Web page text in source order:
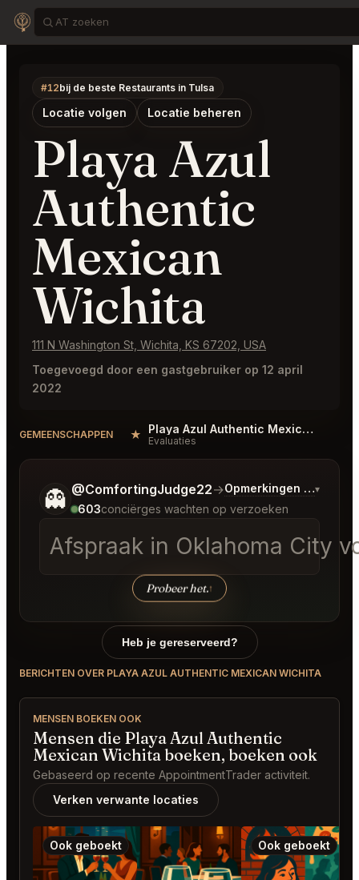
#12bij de beste Restaurants in Tulsa
Locatie volgen Locatie beheren
Playa Azul
Authentic
Mexican
Wichita
111 N Washington St, Wichita, KS 67202, USA
Toegevoegd door een gastgebruiker op 12 april
2022
GEMEENSCHAPPEN ★ Playa Azul Authentic Mexican Wichita Reviews
Evaluaties
👻 @ComfortingJudge22→Opmerkingen over
▾
603conciërges wachten op verzoeken
Afspraak in Oklahoma City
Probeer het.↑
Vertel me wat je wilt.
Heb je gereserveerd?
BERICHTEN OVER PLAYA AZUL AUTHENTIC MEXICAN WICHITA
MENSEN BOEKEN OOK
Mensen die Playa Azul Authentic
Mexican Wichita boeken, boeken ook
Gebaseerd op recente AppointmentTrader activiteit.
Verken verwante locaties
Ook geboekt Ook geboekt